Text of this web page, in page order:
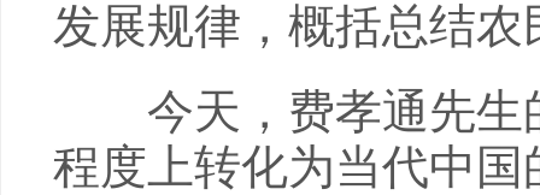
发展规律，概括总结
今天，费孝通先生
程度上转化为当代中